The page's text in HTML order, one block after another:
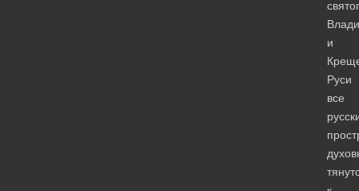
и
Руси
все